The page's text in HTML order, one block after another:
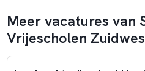
Meer vacatures van
Vrijescholen